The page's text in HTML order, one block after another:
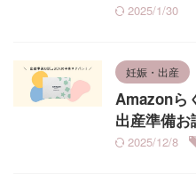
2025/1/30
妊娠・出産
Amazonら
出産準備お
2025/12/8